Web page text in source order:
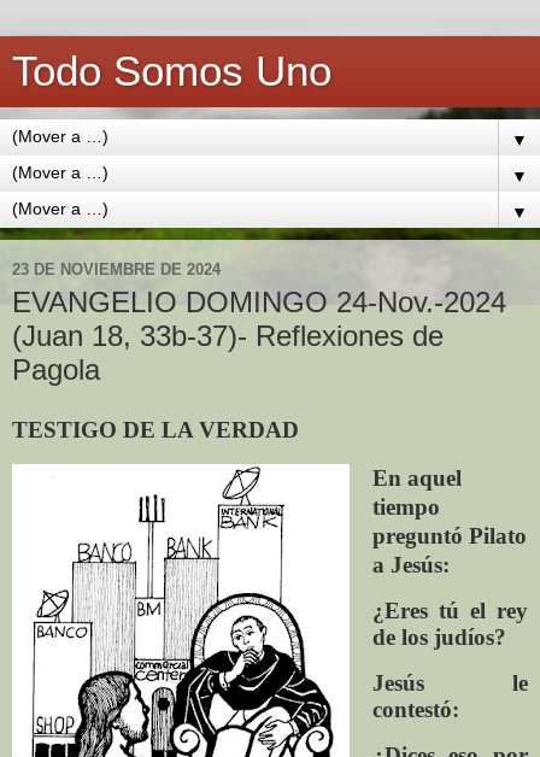
Todo Somos Uno
▼
▼
▼
23 DE NOVIEMBRE DE 2024
EVANGELIO DOMINGO 24-Nov.-2024
(Juan 18, 33b-37)- Reflexiones de
Pagola
TESTIGO DE LA VERDAD
En aquel
tiempo
preguntó Pilato
a Jesús:
¿Eres tú el rey
de los judíos?
Jesús le
contestó: